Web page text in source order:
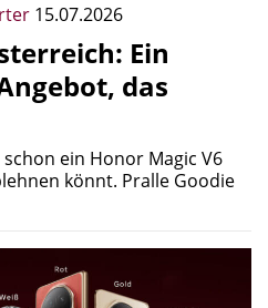
15.07.2026
Ein
das
ein Honor Magic V6
könnt. Pralle Goodie